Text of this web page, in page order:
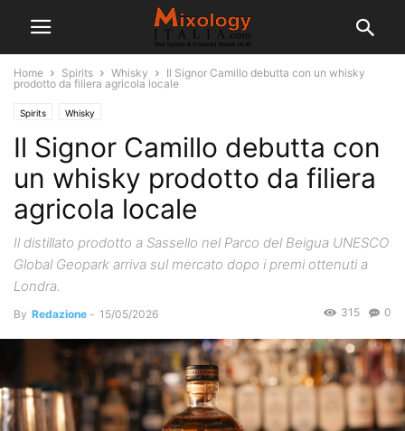
Home Spirits Whisky
Il Signor Camillo debutta con un whisky
prodotto da filiera agricola locale
Spirits Whisky
Il Signor Camillo debutta con
un whisky prodotto da filiera
agricola locale
Il distillato prodotto a Sassello nel Parco del Beigua UNESCO
Global Geopark arriva sul mercato dopo i premi ottenuti a
Londra.
By Redazione - 15/05/2026 0
315